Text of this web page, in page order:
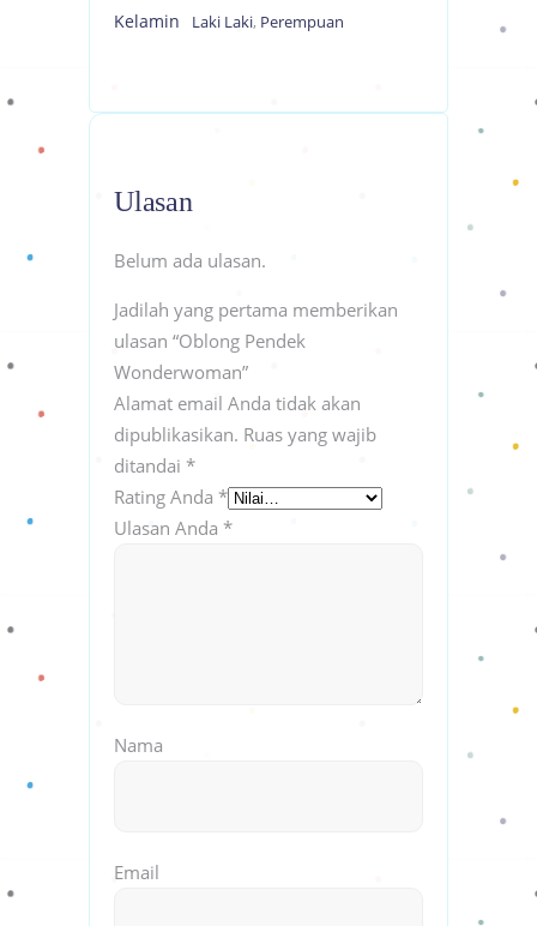
Kelamin Laki Laki, Perempuan
Ulasan
Belum ada ulasan.
Jadilah yang pertama memberikan
ulasan “Oblong Pendek
Wonderwoman”
Alamat email Anda tidak akan
dipublikasikan. Ruas yang wajib
ditandai *
Rating Anda *
Ulasan Anda *
Nama
Email